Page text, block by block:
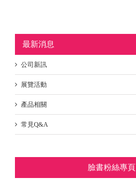
最新消息
公司新訊
展覽活動
產品相關
常見Q&A
臉書粉絲專頁